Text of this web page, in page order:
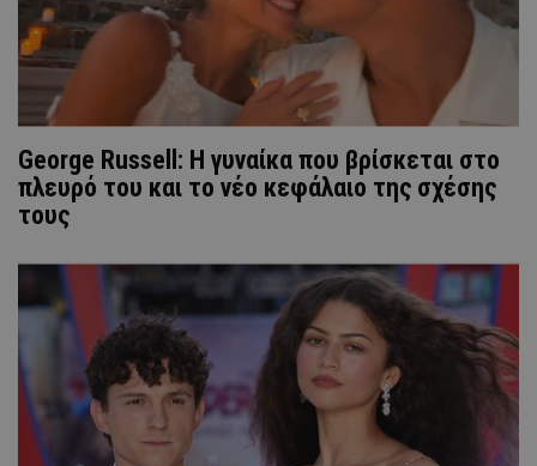
George Russell: Η γυναίκα που βρίσκεται στο
πλευρό του και το νέο κεφάλαιο της σχέσης
τους